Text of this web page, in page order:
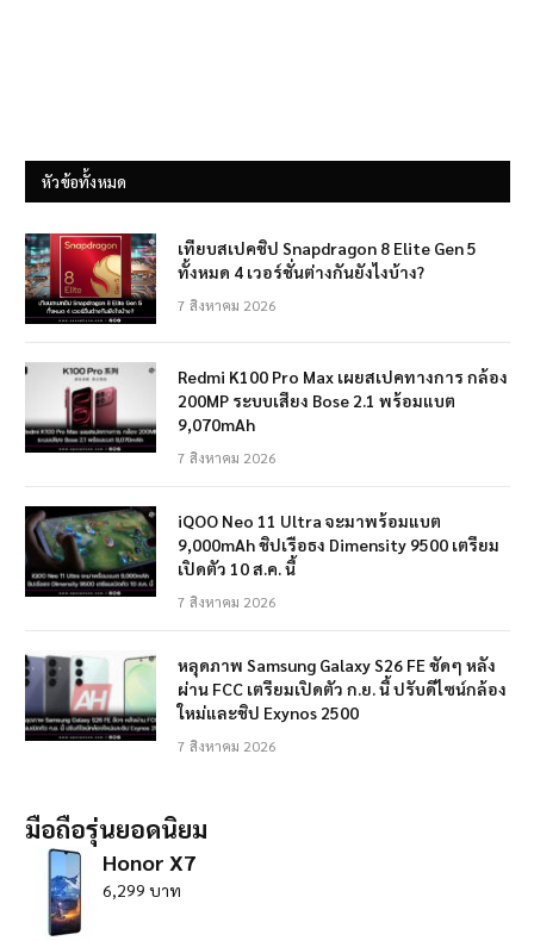
หัวข้อทั้งหมด
เทียบสเปคชิป Snapdragon 8 Elite Gen 5
ทั้งหมด 4 เวอร์ชั่นต่างกันยังไงบ้าง?
7 สิงหาคม 2026
Redmi K100 Pro Max เผยสเปคทางการ กล้อง
200MP ระบบเสียง Bose 2.1 พร้อมแบต
9,070mAh
7 สิงหาคม 2026
iQOO Neo 11 Ultra จะมาพร้อมแบต
9,000mAh ชิปเรือธง Dimensity 9500 เตรียม
เปิดตัว 10 ส.ค. นี้
7 สิงหาคม 2026
หลุดภาพ Samsung Galaxy S26 FE ชัดๆ หลัง
ผ่าน FCC เตรียมเปิดตัว ก.ย. นี้ ปรับดีไซน์กล้อง
ใหม่และชิป Exynos 2500
7 สิงหาคม 2026
มือถือรุ่นยอดนิยม
Honor X7
6,299 บาท